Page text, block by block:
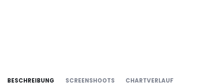
BESCHREIBUNG SCREENSHOOTS CHARTVERLAUF